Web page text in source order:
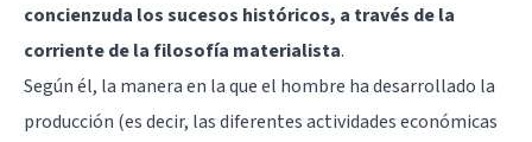
concienzuda los sucesos históricos, a través de la
corriente de la filosofía materialista.
Según él, la manera en la que el hombre ha desarrollado la
producción (es decir, las diferentes actividades económicas